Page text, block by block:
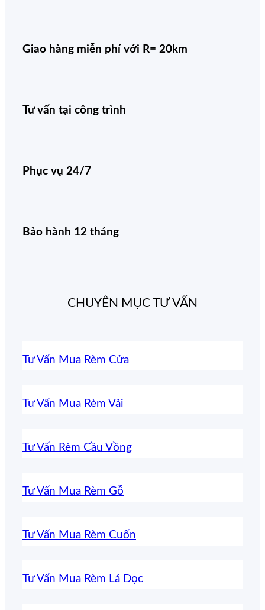
Giao hàng miễn phí với R= 20km
Tư vấn tại công trình
Phục vụ 24/7
Bảo hành 12 tháng
CHUYÊN MỤC TƯ VẤN
Tư Vấn Mua Rèm Cửa
Tư Vấn Mua Rèm Vải
Tư Vấn Rèm Cầu Vồng
Tư Vấn Mua Rèm Gỗ
Tư Vấn Mua Rèm Cuốn
Tư Vấn Mua Rèm Lá Dọc